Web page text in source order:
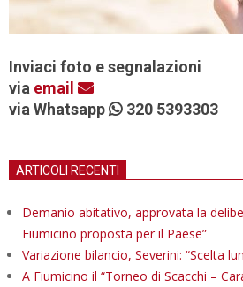
Inviaci foto e segnalazioni
via email
via Whatsapp
320 5393303
ARTICOLI RECENTI
Demanio abitativo, approvata la
Fiumicino proposta per il Paese”
Variazione bilancio, Severini: “Scelta
A Fiumicino il “Torneo di Scacchi –